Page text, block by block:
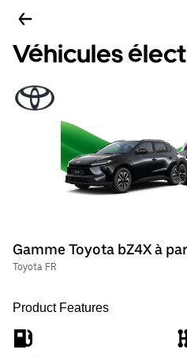
Véhicules
Gamme Toyota bZ4X à
Toyota FR
Product Features